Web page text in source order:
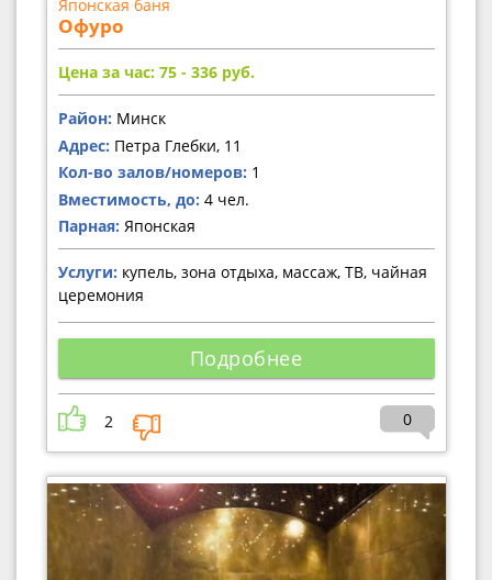
Японская баня
Офуро
Цена за час: 75 - 336 руб.
Район: Минск
Адрес: Петра Глебки, 11
Кол-во залов/номеров: 1
Вместимость, до: 4 чел.
Парная: Японская
Услуги: купель, зона отдыха, массаж, ТВ, чайная
церемония
Подробнее
2 0